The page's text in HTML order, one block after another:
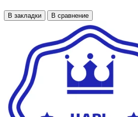
В закладки В сравнение